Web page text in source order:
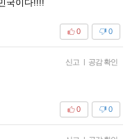
국이다!!!!
0
0
신고 | 공감 확인
0
0